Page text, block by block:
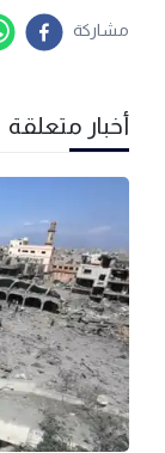
مشاركة
أخبار متعلقة